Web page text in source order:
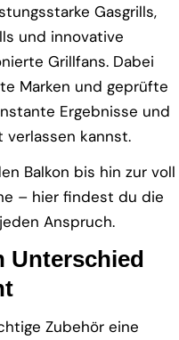
Gasgrills,
und innovative
Grillfans. Dabei
Marken und geprüfte
Ergebnisse und
verlassen kannst.
Balkon bis hin zur voll
– hier findest du die
Anspruch.
Unterschied
Zubehör eine